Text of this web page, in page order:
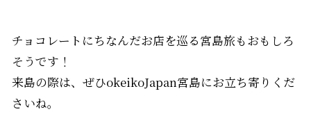
チョコレートにちなんだお店を巡る宮島旅もおもしろ
そうです！
来島の際は、ぜひokeikoJapan宮島にお立ち寄りくだ
さいね。